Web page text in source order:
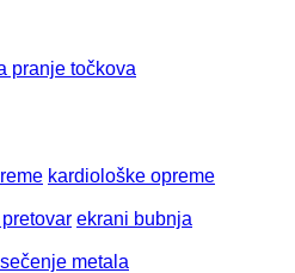
pranje točkova
kardiološke opreme
ekrani bubnja
metala